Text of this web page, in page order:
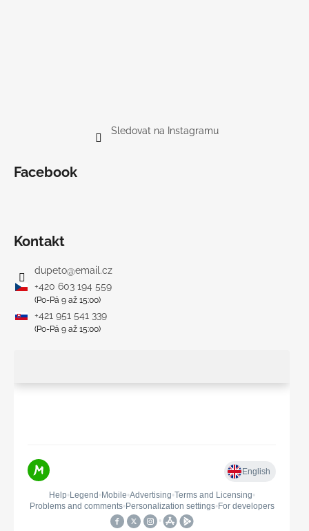
Sledovat na Instagramu
Facebook
Kontakt
dupeto@email.cz
+420 603 194 559
(Po-Pá 9 až 15:00)
+421 951 541 339
(Po-Pá 9 až 15:00)